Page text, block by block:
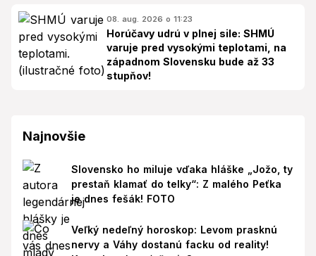
08. aug. 2026 o 11:23
Horúčavy udrú v plnej sile: SHMÚ
varuje pred vysokými teplotami, na
západnom Slovensku bude až 33
stupňov!
Najnovšie
Slovensko ho miluje vďaka hláške „Jožo, ty
prestaň klamať do telky“: Z malého Peťka
je dnes fešák! FOTO
Veľký nedeľný horoskop: Levom prasknú
nervy a Váhy dostanú facku od reality!